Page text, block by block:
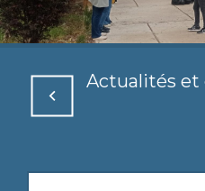
Actualités et